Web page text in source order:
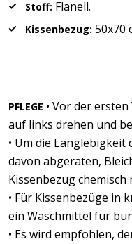
Stoff: Flanell.
Kissenbezug: 50x70
PFLEGE • Vor der
auf links drehen und
• Um die
davon abgeraten,
Kissenbezug chemisch
• Für Kissenbezüge in
ein Waschmittel für
• Es wird empfohlen,